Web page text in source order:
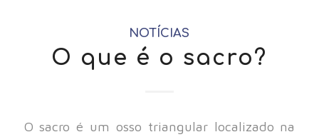
NOTÍCIAS
O que é o sacro?
O sacro é um osso triangular localizado na